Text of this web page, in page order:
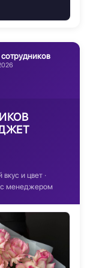
и цвет ·
с менеджером